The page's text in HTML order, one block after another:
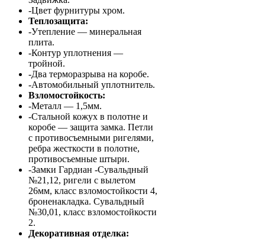
-Цвет фурнитуры хром.
Теплозащита:
-Утепление — минеральная
плита.
-Контур уплотнения —
тройной.
-Два терморазрыва на коробе.
-Автомобильный уплотнитель.
Взломостойкость:
-Металл — 1,5мм.
-Стальной кожух в полотне и
коробе — защита замка. Петли
с противосъемными ригелями,
ребра жесткости в полотне,
противосъемные штыри.
-Замки Гардиан -Сувальдный
№21,12, ригели с вылетом
26мм, класс взломостойкости 4,
броненакладка. Сувальдный
№30,01, класс взломостойкости
2.
Декоративная отделка: